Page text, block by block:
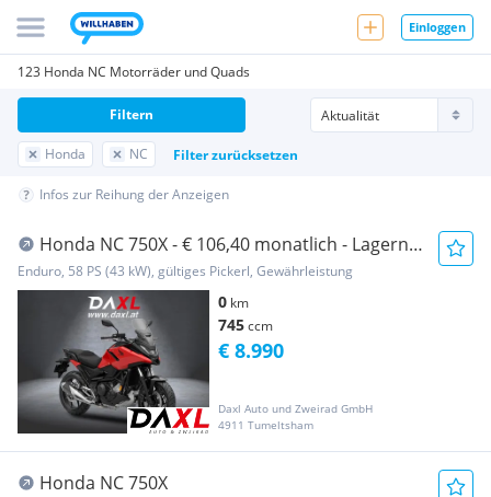
Einloggen
123 Honda NC Motorräder und Quads
Honda NC Filter zurücksetzen
Filtern
Infos zur Reihung der Anzeigen
Honda NC 750X - € 106,40 monatlich - Lagernd
- MODELL ...
Enduro, 58 PS (43 kW), gültiges Pickerl, Gewährleistung
0 km
745ccm
Daxl Auto und Zweirad GmbH
4911 Tumeltsham
€ 8.990
Honda NC 750X